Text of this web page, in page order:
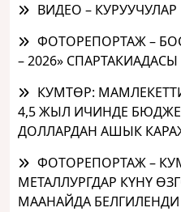
ВИДЕО –
ФОТОРЕПОРТАЖ –
– 2026»
КУМТӨР:
4,5 ЖЫЛ ИЧИНДЕ
ДОЛЛАРДАН АШЫК
ФОТОРЕПОРТАЖ –
МЕТАЛЛУРГДАР КҮНҮ
МААНАЙДА БЕЛГИЛЕНДИ